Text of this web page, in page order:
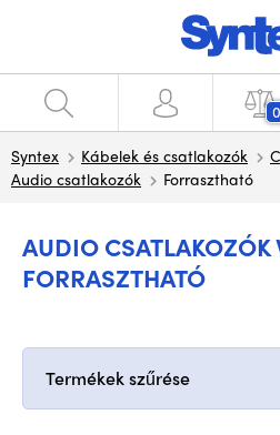
0
Syntex Kábelek és csatlakozók
Audio csatlakozók
Forrasztható
AUDIO CSATLAKOZÓK
FORRASZTHATÓ
Termékek szűrése